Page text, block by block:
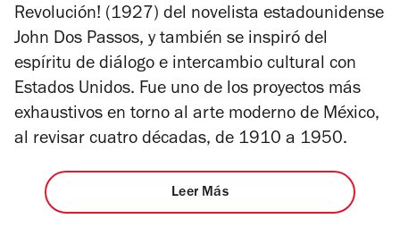
Revolución! (1927) del novelista estadounidense
John Dos Passos, y también se inspiró del
espíritu de diálogo e intercambio cultural con
Estados Unidos. Fue uno de los proyectos más
exhaustivos en torno al arte moderno de México,
al revisar cuatro décadas, de 1910 a 1950.
Leer Más